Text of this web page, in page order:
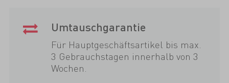
Umtauschgarantie
Für Hauptgeschäftsartikel bis max.
3 Gebrauchstagen innerhalb von 3
Wochen.